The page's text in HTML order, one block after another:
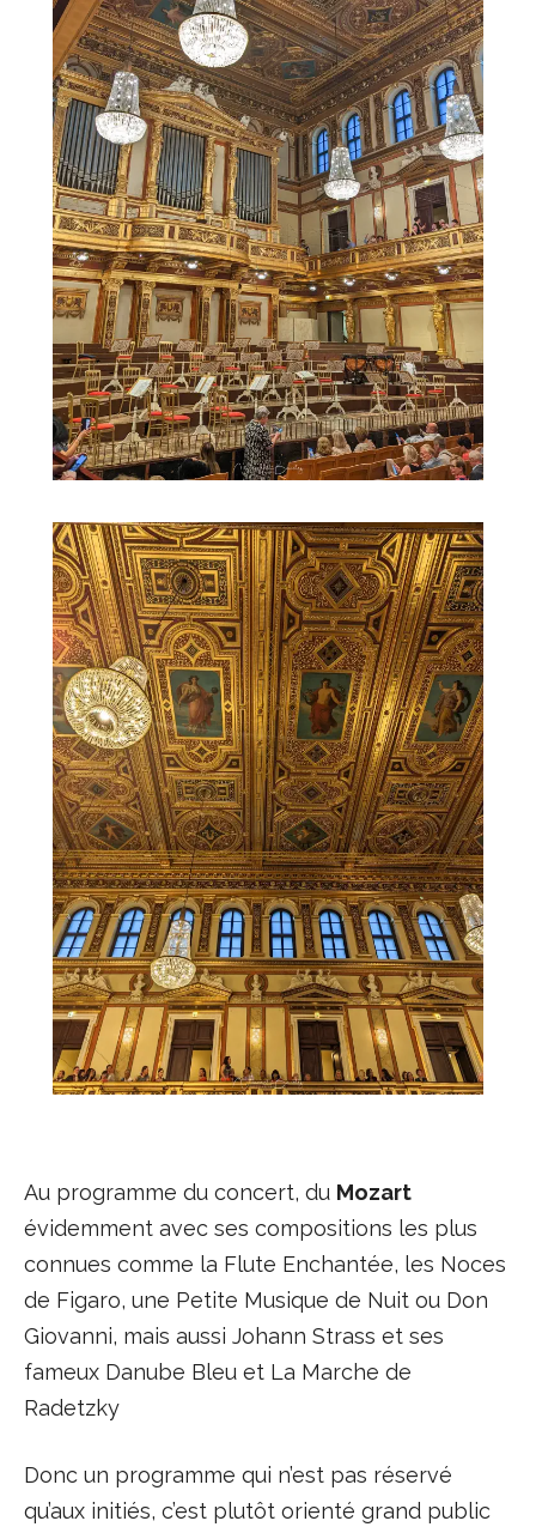
Au programme du concert, du Mozart
évidemment avec ses compositions les plus
connues comme la Flute Enchantée, les Noces
de Figaro, une Petite Musique de Nuit ou Don
Giovanni, mais aussi Johann Strass et ses
fameux Danube Bleu et La Marche de
Radetzky
Donc un programme qui n’est pas réservé
qu’aux initiés, c’est plutôt orienté grand public